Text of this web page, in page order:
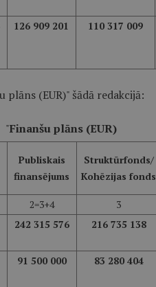
126 909 201 110 317 009
(EUR)" šādā redakcijā:
"Finanšu plāns (EUR)
Publiskais
finansējums
Struktūrfonds/
Kohēzijas fonds
2=3+4 3
242 315 576 216 735 138
91 500 000 83 280 404